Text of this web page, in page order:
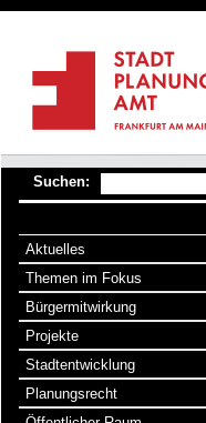
Suchen:
Aktuelles
Themen im Fokus
Bürgermitwirkung
Projekte
Stadtentwicklung
Planungsrecht